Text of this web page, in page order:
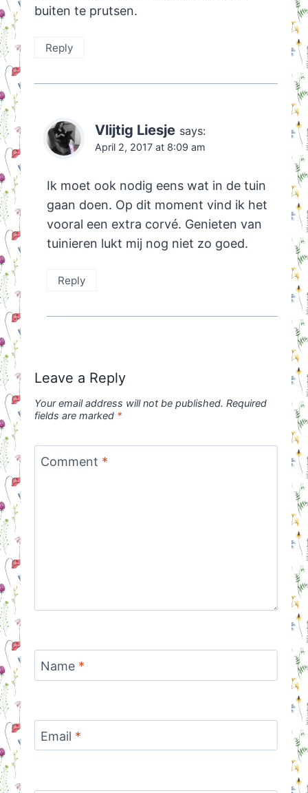
buiten te prutsen.
Reply
Vlijtig Liesje says:
April 2, 2017 at 8:09 am
Ik moet ook nodig eens wat in de tuin
gaan doen. Op dit moment vind ik het
vooral een extra corvé. Genieten van
tuinieren lukt mij nog niet zo goed.
Reply
Leave a Reply
Your email address will not be published. Required
fields are marked *
Comment *
Name *
Email *